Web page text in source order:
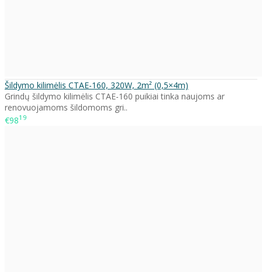
Šildymo kilimėlis CTAE-160, 320W, 2m² (0,5×4m)
Grindų šildymo kilimėlis CTAE-160 puikiai tinka naujoms ar
renovuojamoms šildomoms gri..
€9819